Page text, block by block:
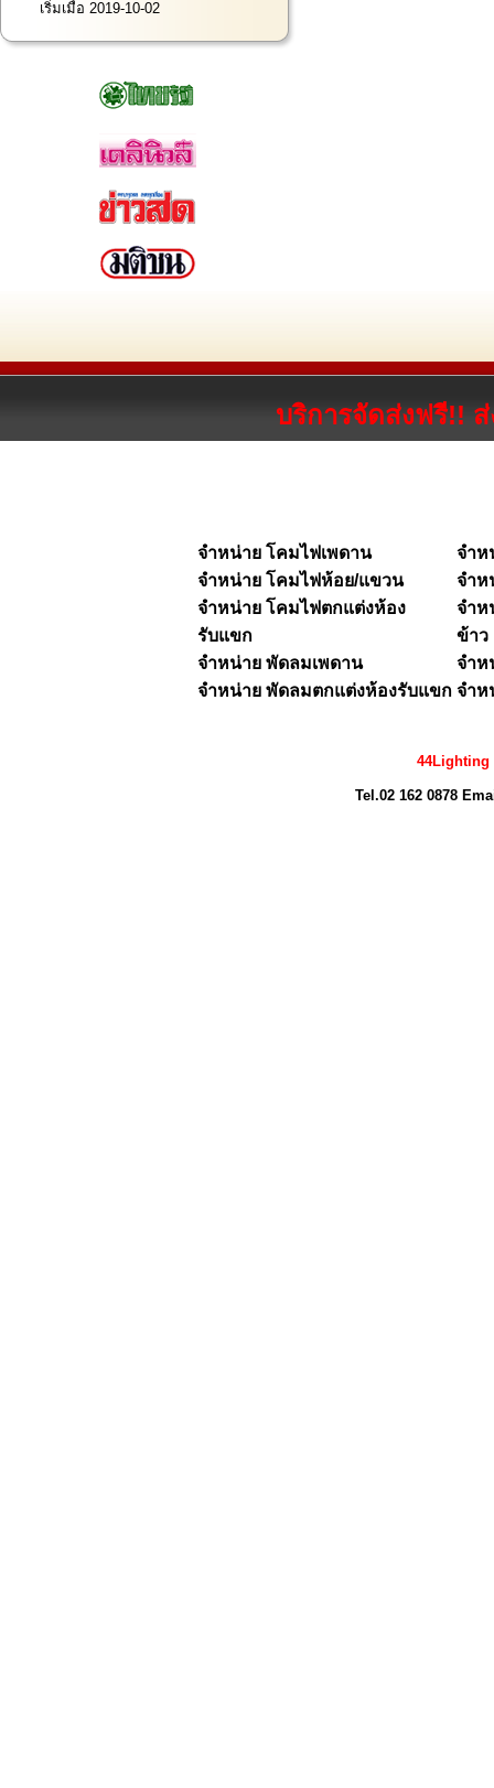
เริ่มเมื่อ 2019-10-02
บริการจัดส่งฟรี!!
จำหน่าย โคมไฟเพดาน
จำห
จำหน่าย โคมไฟห้อย/แขวน
จำห
จำหน่าย โคมไฟตกแต่งห้อง
รับแขก
จำห
ข้าว
จำหน่าย พัดลมเพดาน
จำห
จำหน่าย พัดลมตกแต่งห้องรับแขก จำห
44Lighting
Tel.02 162 0878